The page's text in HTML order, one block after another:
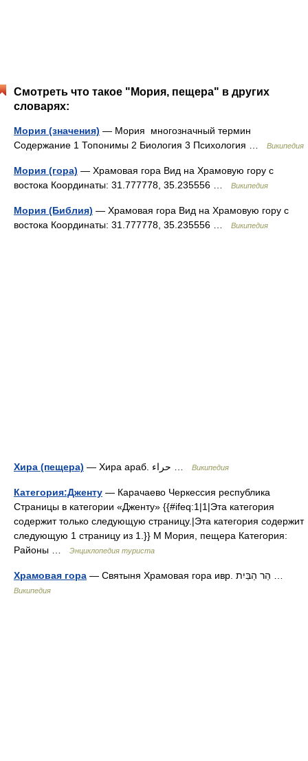
Смотреть что такое "Мория, пещера" в других
словарях:
Мория (значения) — Мория многозначный термин
Содержание 1 Топонимы 2 Биология 3 Психология …
Википедия
Мория (гора) — Храмовая гора Вид на Храмовую гору с
востока Координаты: 31.777778, 35.235556 …
Википедия
Мория (Библия) — Храмовая гора Вид на Храмовую гору с
востока Координаты: 31.777778, 35.235556 …
Википедия
Хира (пещера) Википедия
Категория:Дженту — Карачаево Черкессия республика
Страницы в категории «Дженту» {{#ifeq:1|1|Эта категория
содержит только следующую страницу.|Эта категория содержит
следующую 1 страницу из 1.}} М Мория, пещера Категория:
Районы …
Энциклопедия туриста
Храмовая гора
Википедия